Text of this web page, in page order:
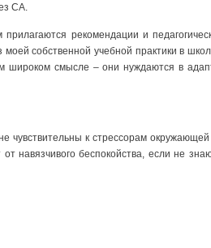
СА.
рекомендации и
собственной учебной практики в
смысле – они нуждаются в
к стрессорам
беспокойства, если не